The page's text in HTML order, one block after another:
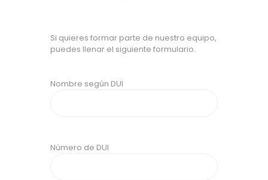
Si quieres formar parte de nuestro equipo,
puedes llenar el siguiente formulario.
Nombre según DUI
Número de DUI